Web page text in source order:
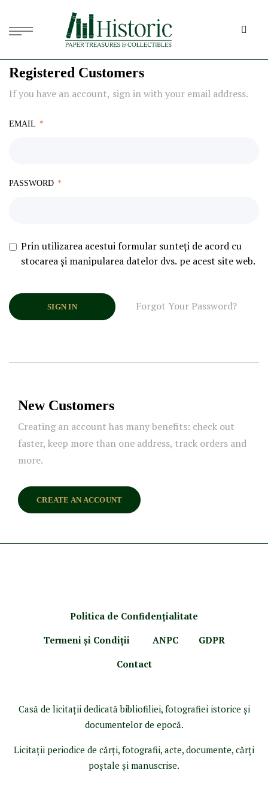
Registered Customers
If you have an account, sign in with your email address.
EMAIL
PASSWORD
Prin utilizarea acestui formular sunteți de acord cu
stocarea și manipularea datelor dvs. pe acest site web.
SIGN IN Forgot Your Password?
New Customers
Creating an account has many benefits: check out
faster, keep more than one address, track orders and
more.
CREATE AN ACCOUNT
Politica de Confidenţialitate
Termeni şi Condiţii
ANPC
GDPR
Contact
Casă de licitaţii dedicată bibliofiliei, fotografiei istorice şi
documentelor de epocă.
Licitaţii periodice de cărţi, fotografii, acte, documente, cărţi
poştale şi manuscrise.